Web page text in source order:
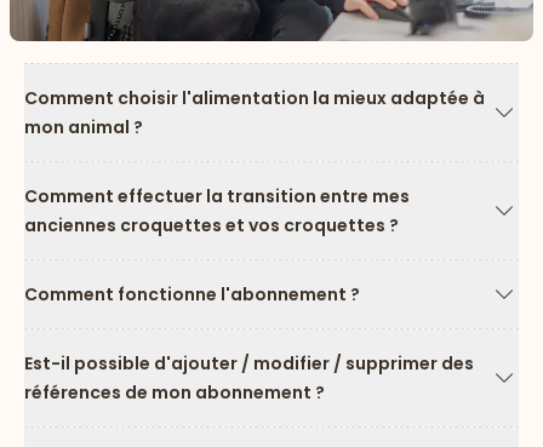
Comment choisir l'alimentation la mieux adaptée à
mon animal ?
Comment effectuer la transition entre mes
anciennes croquettes et vos croquettes ?
Comment fonctionne l'abonnement ?
Est-il possible d'ajouter / modifier / supprimer des
références de mon abonnement ?